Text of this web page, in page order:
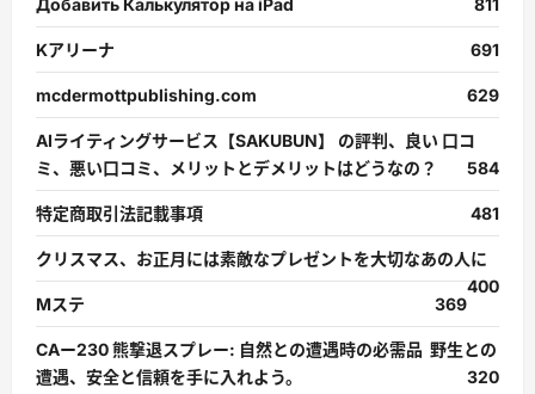
Добавить Калькулятор на iPad 811
Kアリーナ 691
mcdermottpublishing.com 629
AIライティングサービス【SAKUBUN】 の評判、良い 口コ
ミ、悪い口コミ、メリットとデメリットはどうなの？
584
特定商取引法記載事項 481
クリスマス、お正月には素敵なプレゼントを大切なあの人に
400
Mステ
369
CAー230 熊撃退スプレー: 自然との遭遇時の必需品 野生との
遭遇、安全と信頼を手に入れよう。
320